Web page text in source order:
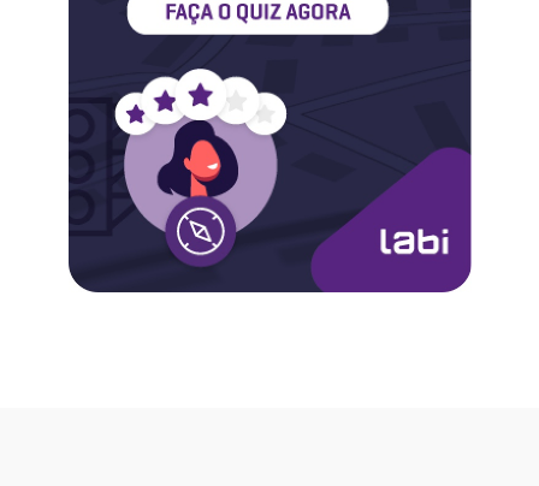
Conheça o Labi